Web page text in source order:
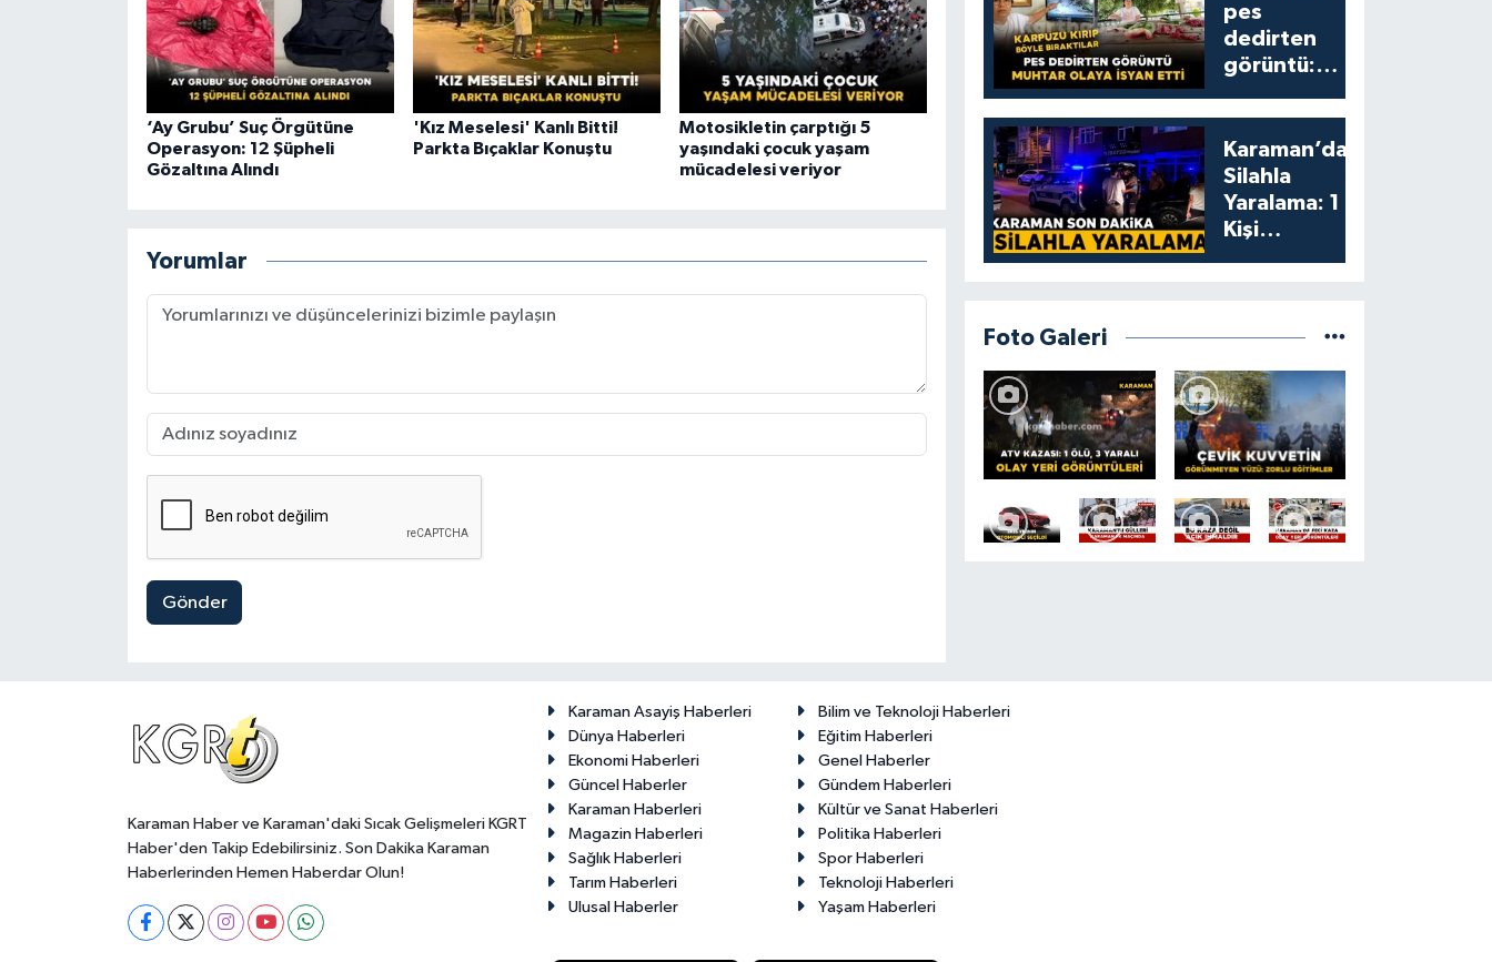
‘Ay Grubu’ Suç Örgütüne
Operasyon: 12 Şüpheli
Gözaltına Alındı
'Kız Meselesi' Kanlı Bitti!
Parkta Bıçaklar Konuştu
Motosikletin çarptığı 5
yaşındaki çocuk yaşam
mücadelesi veriyor
Yorumlar
Gönder
pes
dedirten
görüntü:
yumruklayıp
yediler,
artıklarını
kamelyada
bıraktılar
Karaman’da
Silahla
Yaralama: 1
Kişi
Foto Galeri
Karaman Haber ve Karaman'daki Sıcak Gelişmeleri KGRT
Haber'den Takip Edebilirsiniz. Son Dakika Karaman
Haberlerinden Hemen Haberdar Olun!
Karaman Asayiş Haberleri
Bilim ve Teknoloji Haberleri
Dünya Haberleri
Eğitim Haberleri
Ekonomi Haberleri
Genel Haberler
Güncel Haberler
Gündem Haberleri
Karaman Haberleri
Kültür ve Sanat Haberleri
Magazin Haberleri
Politika Haberleri
Sağlık Haberleri
Spor Haberleri
Tarım Haberleri
Teknoloji Haberleri
Ulusal Haberler
Yaşam Haberleri